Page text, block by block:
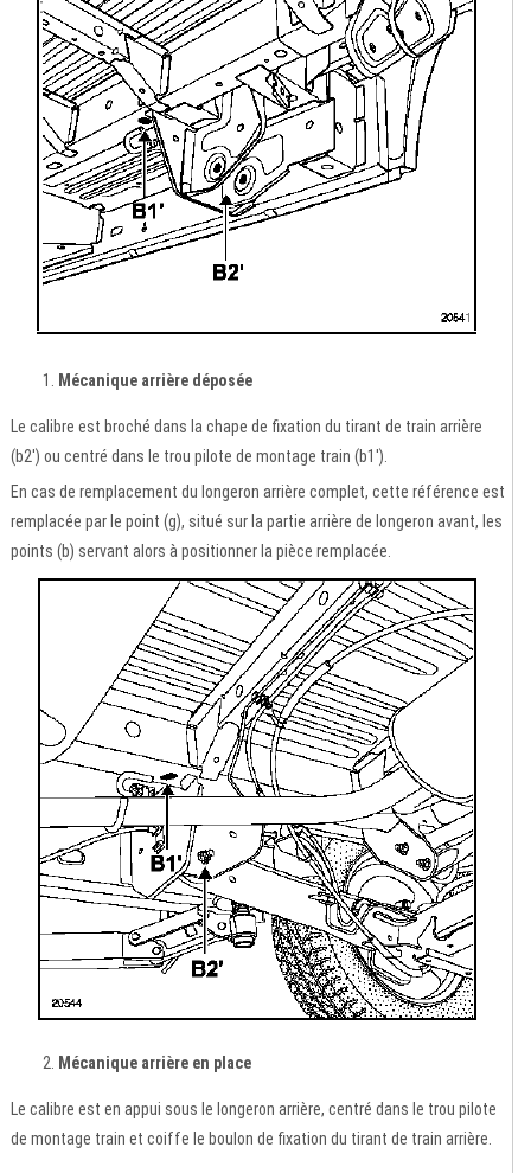
Mécanique arrière déposée
Le calibre est broché dans la chape de fixation du tirant de train arrière
(b2') ou centré dans le trou pilote de montage train (b1').
En cas de remplacement du longeron arrière complet, cette référence est
remplacée par le point (g), situé sur la partie arrière de longeron avant, les
points (b) servant alors à positionner la pièce remplacée.
Mécanique arrière en place
Le calibre est en appui sous le longeron arrière, centré dans le trou pilote
de montage train et coiffe le boulon de fixation du tirant de train arrière.